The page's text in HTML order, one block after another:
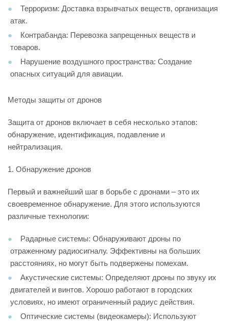
Терроризм: Доставка взрывчатых веществ, организация
атак.
Контрабанда: Перевозка запрещенных веществ и
товаров.
Нарушение воздушного пространства: Создание
опасных ситуаций для авиации.
Методы защиты от дронов
Защита от дронов включает в себя несколько этапов:
обнаружение, идентификация, подавление и
нейтрализация.
1. Обнаружение дронов
Первый и важнейший шаг в борьбе с дронами – это их
своевременное обнаружение. Для этого используются
различные технологии:
Радарные системы: Обнаруживают дроны по
отраженному радиосигналу. Эффективны на больших
расстояниях, но могут быть подвержены помехам.
Акустические системы: Определяют дроны по звуку их
двигателей и винтов. Хорошо работают в городских
условиях, но имеют ограниченный радиус действия.
Оптические системы (видеокамеры): Используют